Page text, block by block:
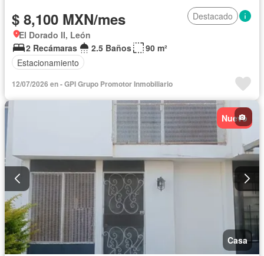
$ 8,100 MXN/mes
Destacado
El Dorado II, León
2 Recámaras
2.5 Baños
90 m²
Estacionamiento
12/07/2026 en - GPI Grupo Promotor Inmobiliario
Nuevo
Casa